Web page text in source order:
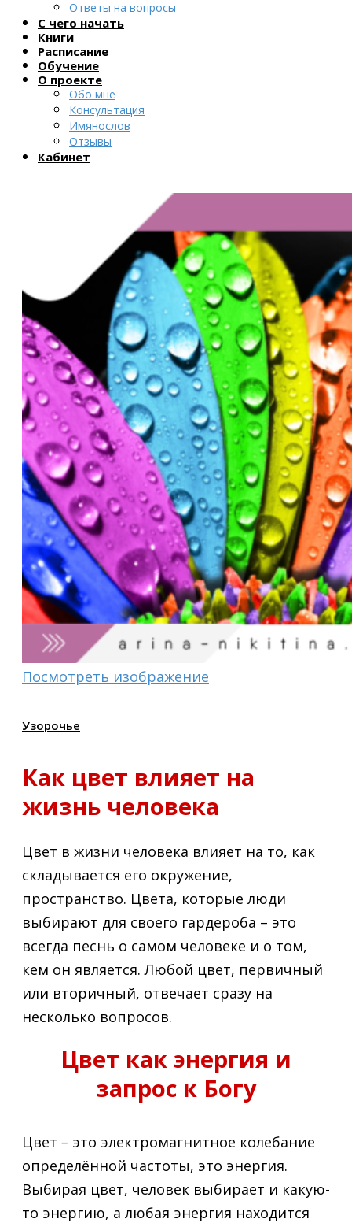
Ответы на вопросы
С чего начать
Книги
Расписание
Обучение
О проекте
Обо мне
Консультация
Имянослов
Отзывы
Кабинет
Посмотреть изображение
Узорочье
Как цвет влияет на
жизнь человека
Цвет в жизни человека влияет на то, как
складывается его окружение,
пространство. Цвета, которые люди
выбирают для своего гардероба – это
всегда песнь о самом человеке и о том,
кем он является. Любой цвет, первичный
или вторичный, отвечает сразу на
несколько вопросов.
Цвет как энергия и
запрос к Богу
Цвет – это электромагнитное колебание
определённой частоты, это энергия.
Выбирая цвет, человек выбирает и какую-
то энергию, а любая энергия находится